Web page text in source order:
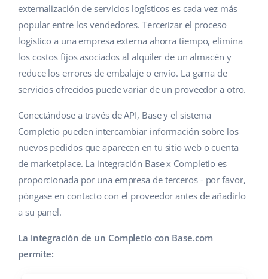
externalización de servicios logísticos es cada vez más
popular entre los vendedores. Tercerizar el proceso
logístico a una empresa externa ahorra tiempo, elimina
los costos fijos asociados al alquiler de un almacén y
reduce los errores de embalaje o envío. La gama de
servicios ofrecidos puede variar de un proveedor a otro.
Conectándose a través de API, Base y el sistema
Completio pueden intercambiar información sobre los
nuevos pedidos que aparecen en tu sitio web o cuenta
de marketplace. La integración Base x Completio es
proporcionada por una empresa de terceros - por favor,
póngase en contacto con el proveedor antes de añadirlo
a su panel.
La integración de un Completio con Base.com
permite: